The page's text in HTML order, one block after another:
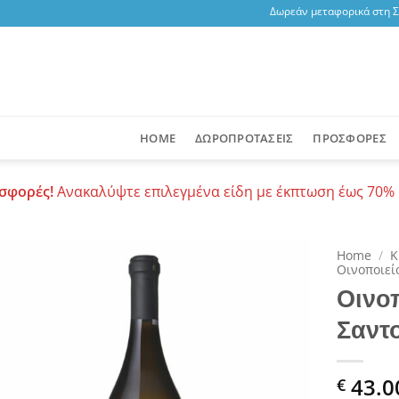
Δωρεάν μεταφορικά στη
HOME ΔΩΡΟΠΡΟΤΑΣΕΙΣ ΠΡΟΣΦΟΡΕΣ
Ανακαλύψτε επιλεγμένα είδη με έκπτωση έως 70%
Home /
€